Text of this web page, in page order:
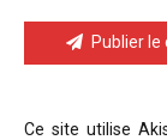
Publier
Ce site utilise